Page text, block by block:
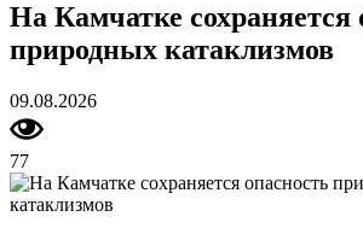
На Камчатке сохраняется
природных катаклизмов
09.08.2026
77